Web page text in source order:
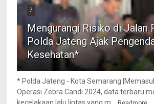
7
Mengurangi Risiko di Jalan
Polda Jateng Ajak
Kesehatan*
* Polda Jateng - Kota Semarang
Operasi Zebra Candi 2024, data terbaru